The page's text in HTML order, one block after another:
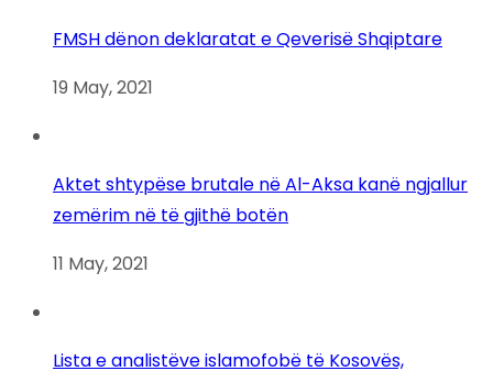
FMSH dënon deklaratat e Qeverisë Shqiptare
19 May, 2021
Aktet shtypëse brutale në Al-Aksa kanë ngjallur
zemërim në të gjithë botën
11 May, 2021
Lista e analistëve islamofobë të Kosovës,